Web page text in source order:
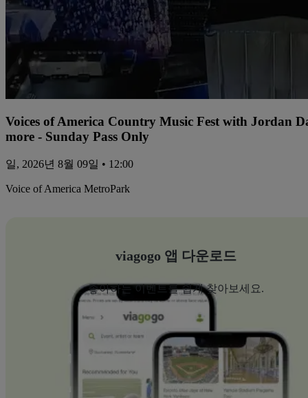
Voices of America Country Music Fest with Jordan
more - Sunday Pass Only
일, 2026년 8월 09일 • 12:00
Voice of America MetroPark
viagogo 앱 다운로드
좋아하는 이벤트를 쉽게 찾아보세요.